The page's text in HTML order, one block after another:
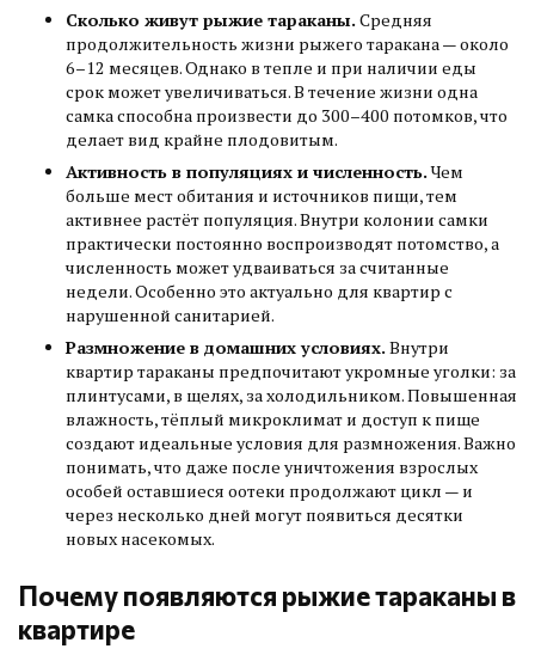
Сколько живут рыжие тараканы.Средняя
продолжительность жизни рыжего таракана — около
6–12 месяцев. Однако в тепле и при наличии еды
срок может увеличиваться. В течение жизни одна
самка способна произвести до 300–400 потомков, что
делает вид крайне плодовитым.
Активность в популяциях и численность.Чем
больше мест обитания и источников пищи, тем
активнее растёт популяция. Внутри колонии самки
практически постоянно воспроизводят потомство, а
численность может удваиваться за считанные
недели. Особенно это актуально для квартир с
нарушенной санитарией.
Размножение в домашних условиях.Внутри
квартир тараканы предпочитают укромные уголки: за
плинтусами, в щелях, за холодильником. Повышенная
влажность, тёплый микроклимат и доступ к пище
создают идеальные условия для размножения. Важно
понимать, что даже после уничтожения взрослых
особей оставшиеся оотеки продолжают цикл — и
через несколько дней могут появиться десятки
новых насекомых.
Почему появляются рыжие тараканы в
квартире